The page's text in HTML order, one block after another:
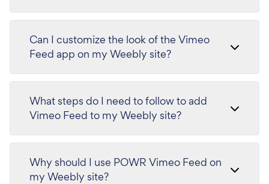
Can I customize the look of the Vimeo
Feed app on my Weebly site?
What steps do I need to follow to add
Vimeo Feed to my Weebly site?
Why should I use POWR Vimeo Feed on
my Weebly site?